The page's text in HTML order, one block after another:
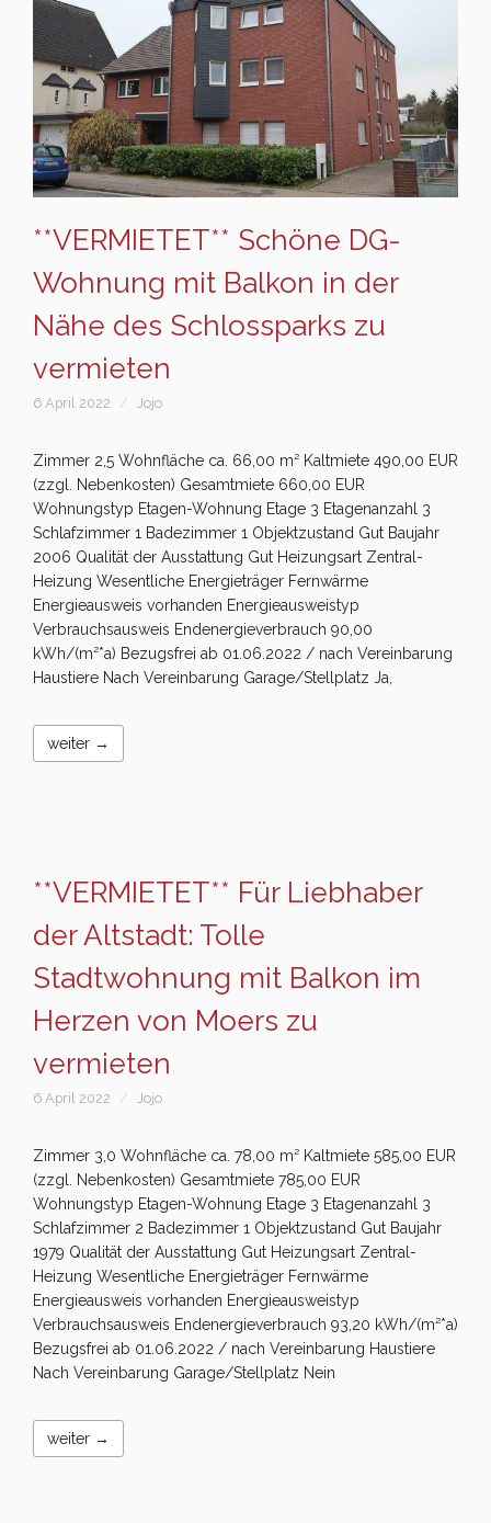
**VERMIETET** Schöne DG-
Wohnung mit Balkon in der
Nähe des Schlossparks zu
vermieten
6 April 2022 Jojo
Zimmer 2,5 Wohnfläche ca. 66,00 m² Kaltmiete 490,00 EUR
(zzgl. Nebenkosten) Gesamtmiete 660,00 EUR
Wohnungstyp Etagen-Wohnung Etage 3 Etagenanzahl 3
Schlafzimmer 1 Badezimmer 1 Objektzustand Gut Baujahr
2006 Qualität der Ausstattung Gut Heizungsart Zentral-
Heizung Wesentliche Energieträger Fernwärme
Energieausweis vorhanden Energieausweistyp
Verbrauchsausweis Endenergieverbrauch 90,00
kWh/(m²*a) Bezugsfrei ab 01.06.2022 / nach Vereinbarung
Haustiere Nach Vereinbarung Garage/Stellplatz Ja,
weiter →
**VERMIETET** Für Liebhaber
der Altstadt: Tolle
Stadtwohnung mit Balkon im
Herzen von Moers zu
vermieten
6 April 2022 Jojo
Zimmer 3,0 Wohnfläche ca. 78,00 m² Kaltmiete 585,00 EUR
(zzgl. Nebenkosten) Gesamtmiete 785,00 EUR
Wohnungstyp Etagen-Wohnung Etage 3 Etagenanzahl 3
Schlafzimmer 2 Badezimmer 1 Objektzustand Gut Baujahr
1979 Qualität der Ausstattung Gut Heizungsart Zentral-
Heizung Wesentliche Energieträger Fernwärme
Energieausweis vorhanden Energieausweistyp
Verbrauchsausweis Endenergieverbrauch 93,20 kWh/(m²*a)
Bezugsfrei ab 01.06.2022 / nach Vereinbarung Haustiere
Nach Vereinbarung Garage/Stellplatz Nein
weiter →